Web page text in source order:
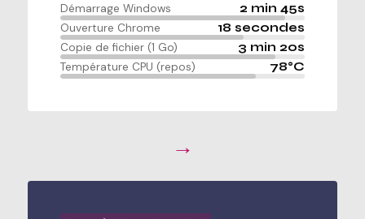
Démarrage Windows 2 min 45s
Ouverture Chrome 18 secondes
Copie de fichier (1 Go) 3 min 20s
Température CPU (repos) 78°C
→